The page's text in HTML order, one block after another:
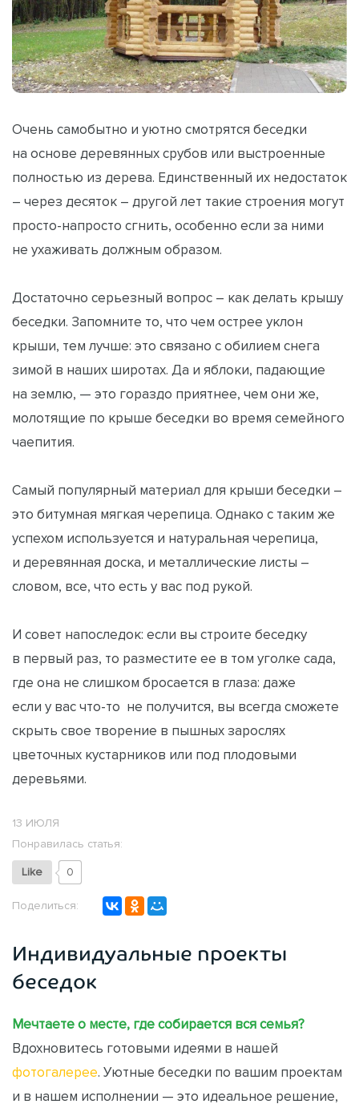
Очень самобытно и уютно смотрятся беседки
на основе деревянных срубов или выстроенные
полностью из дерева. Единственный их недостаток
– через десяток – другой лет такие строения могут
просто-напросто сгнить, особенно если за ними
не ухаживать должным образом.
Достаточно серьезный вопрос – как делать крышу
беседки. Запомните то, что чем острее уклон
крыши, тем лучше: это связано с обилием снега
зимой в наших широтах. Да и яблоки, падающие
на землю, — это гораздо приятнее, чем они же,
молотящие по крыше беседки во время семейного
чаепития.
Самый популярный материал для крыши беседки –
это битумная мягкая черепица. Однако с таким же
успехом используется и натуральная черепица,
и деревянная доска, и металлические листы –
словом, все, что есть у вас под рукой.
И совет напоследок: если вы строите беседку
в первый раз, то разместите ее в том уголке сада,
где она не слишком бросается в глаза: даже
если у вас что-то не получится, вы всегда сможете
скрыть свое творение в пышных зарослях
цветочных кустарников или под плодовыми
деревьями.
13 ИЮЛЯ
Понравилась статья:
Like 0
Поделиться:
Индивидуальные проекты
беседок
Мечтаете о месте, где собирается вся семья?
Вдохновитесь готовыми идеями в нашей
фотогалерее. Уютные беседки по вашим проектам
и в нашем исполнении — это идеальное решение,